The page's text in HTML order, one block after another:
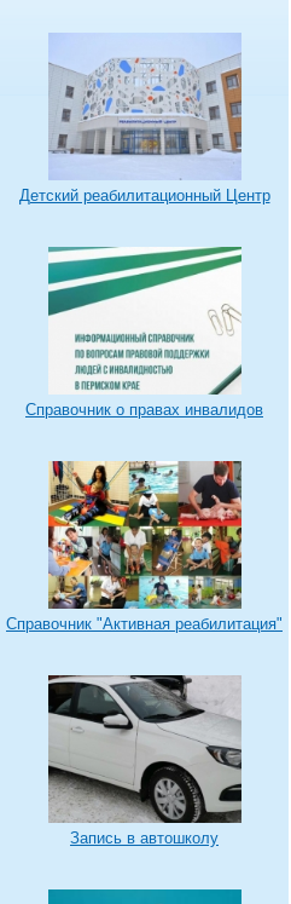
Детский реабилитационный Центр
Справочник о правах инвалидов
Справочник "Активная реабилитация"
Запись в автошколу